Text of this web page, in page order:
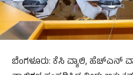
ಬೆಂಗಳೂರು: ಕೆಸಿ ವ್ಯಾಲಿ, ಹೆಚ್ಎನ್